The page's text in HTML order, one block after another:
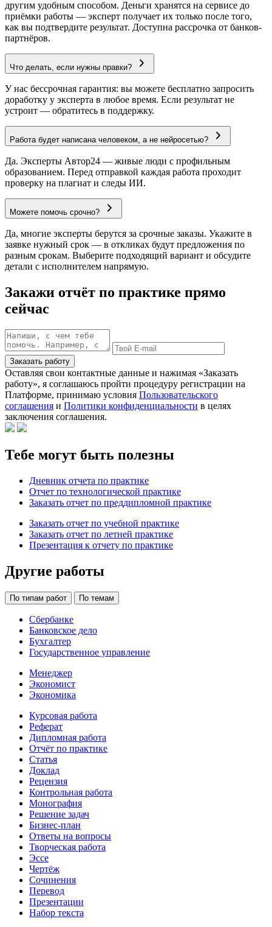
другим удобным способом. Деньги хранятся на сервисе до
приёмки работы — эксперт получает их только после того,
как вы подтвердите результат. Доступна рассрочка от банков-
партнёров.
Что делать, если нужны правки?
У нас бессрочная гарантия: вы можете бесплатно запросить
доработку у эксперта в любое время. Если результат не
устроит — обратитесь в поддержку.
Работа будет написана человеком, а не нейросетью?
Да. Эксперты Автор24 — живые люди с профильным
образованием. Перед отправкой каждая работа проходит
проверку на плагиат и следы ИИ.
Можете помочь срочно?
Да, многие эксперты берутся за срочные заказы. Укажите в
заявке нужный срок — в откликах будут предложения по
разным срокам. Выберите подходящий вариант и обсудите
детали с исполнителем напрямую.
Закажи отчёт по практике прямо
сейчас
Заказать работу
Оставляя свои контактные данные и нажимая «Заказать
работу», я соглашаюсь пройти процедуру регистрации на
Платформе, принимаю условия Пользовательского
соглашения и Политики конфиденциальности в целях
заключения соглашения.
Тебе могут быть полезны
Дневник отчета по практике
Отчет по технологической практике
Заказать отчет по преддипломной практике
Заказать отчет по учебной практике
Заказать отчет по летней практике
Презентация к отчету по практике
Другие работы
По типам работ По темам
Сбербанке
Банковское дело
Бухгалтер
Государственное управление
Менеджер
Экономист
Экономика
Курсовая работа
Реферат
Дипломная работа
Отчёт по практике
Статья
Доклад
Рецензия
Контрольная работа
Монография
Решение задач
Бизнес-план
Ответы на вопросы
Творческая работа
Эссе
Чертёж
Сочинения
Перевод
Презентации
Набор текста